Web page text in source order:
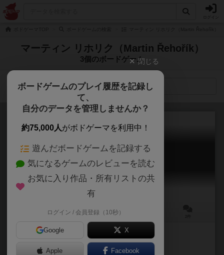
マーティン リホリク（Martin Řehořík）
3個のボードゲーム
検索メニュー
プロジェクトL：フィネス
Project L: Finesse
20～40分
作品説明文の編集者を募集中
閉じる
ボードゲームのプレイ履歴を記録し
て、
自分のデータを管理しませんか？
約75,000人がボドゲーマを利用中！
遊んだボードゲームを記録する
気になるゲームのレビューを読む
お気に入り作品・所有リストの共
有
ログイン / 会員登録（10秒）
Google X
Apple Facebook